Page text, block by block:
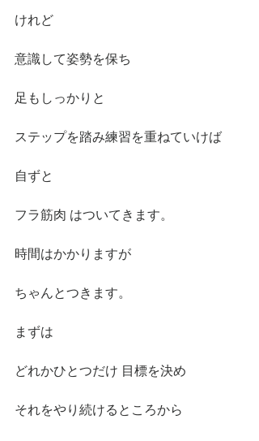
けれど
意識して姿勢を保ち
足もしっかりと
ステップを踏み練習を重ねていけば
自ずと
フラ筋肉 はついてきます。
時間はかかりますが
ちゃんとつきます。
まずは
どれかひとつだけ 目標を決め
それをやり続けるところから